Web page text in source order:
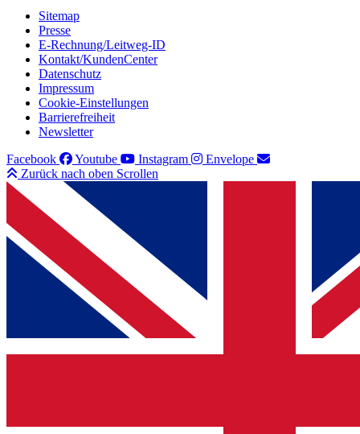
Sitemap
Presse
E-Rechnung/Leitweg-ID
Kontakt/KundenCenter
Datenschutz
Impressum
Cookie-Einstellungen
Barrierefreiheit
Newsletter
Facebook
Youtube Instagram
Envelope
Zurück nach oben Scrollen